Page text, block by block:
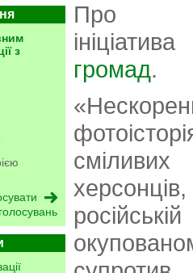
з
Про
громад.